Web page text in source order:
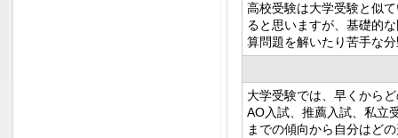
高校受験は大学受験と似
ると思いますが、基礎的
算問題を解いたり苦手な
大学受験では、早くから
AO入試、推薦入試、私立
までの傾向から自分はど